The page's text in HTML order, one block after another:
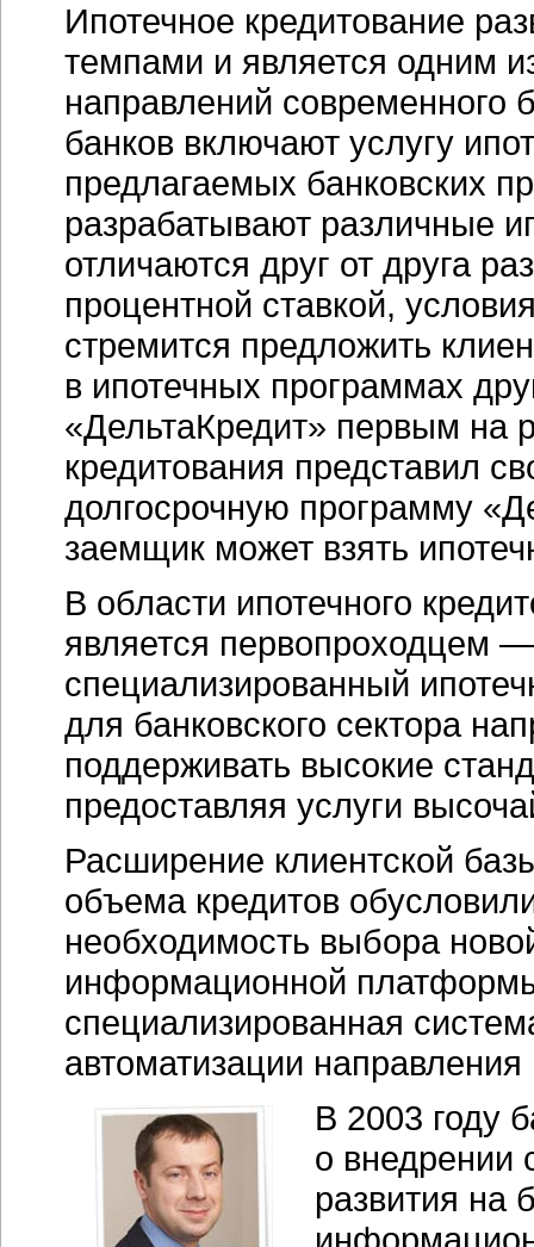
Ипотечное кредитование
темпами и является одним
направлений современного
банков включают услугу
предлагаемых банковских
разрабатывают различные
отличаются друг от друга
процентной ставкой,
стремится предложить
в ипотечных программах
«ДельтаКредит» первым на
кредитования представил
долгосрочную программу
заемщик может взять
В области ипотечного
является первопроходцем
специализированный
для банковского сектора
поддерживать высокие
предоставляя услуги
Расширение клиентской
объема кредитов
необходимость выбора
информационной
специализированная
автоматизации направления
В 2003 году
о внедрении
развития на